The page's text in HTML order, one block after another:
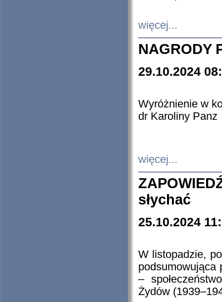
więcej...
NAGRODY
29.10.2024
Wyróżnienie w
dr Karoliny Panz
więcej...
słychać
25.10.2024
W listopadzie,
podsumowująca
–
Żydów